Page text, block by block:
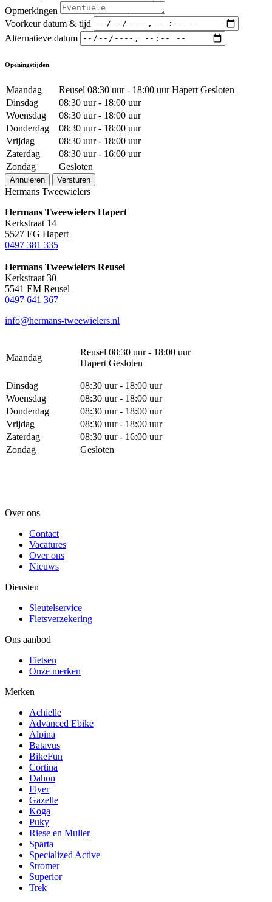
Opmerkingen
Voorkeur datum & tijd
Alternatieve datum
Openingstijden
Maandag
Reusel 08:30 uur - 18:00 uur Hapert Gesloten
Dinsdag
08:30 uur - 18:00 uur
Woensdag
08:30 uur - 18:00 uur
Donderdag
08:30 uur - 18:00 uur
Vrijdag
08:30 uur - 18:00 uur
Zaterdag
08:30 uur - 16:00 uur
Zondag
Gesloten
Annuleren Versturen
Hermans Tweewielers
Hermans Tweewielers Hapert
Kerkstraat 14
5527 EG Hapert
0497 381 335
Hermans Tweewielers Reusel
Kerkstraat 30
5541 EM Reusel
0497 641 367
info@hermans-tweewielers.nl
Maandag
Reusel 08:30 uur - 18:00 uur
Hapert Gesloten
Dinsdag
08:30 uur - 18:00 uur
Woensdag
08:30 uur - 18:00 uur
Donderdag
08:30 uur - 18:00 uur
Vrijdag
08:30 uur - 18:00 uur
Zaterdag
08:30 uur - 16:00 uur
Zondag
Gesloten
Over ons
Contact
Vacatures
Over ons
Nieuws
Diensten
Sleutelservice
Fietsverzekering
Ons aanbod
Fietsen
Onze merken
Merken
Achielle
Advanced Ebike
Alpina
Batavus
BikeFun
Cortina
Dahon
Flyer
Gazelle
Koga
Puky
Riese en Muller
Sparta
Specialized Active
Stromer
Superior
Trek